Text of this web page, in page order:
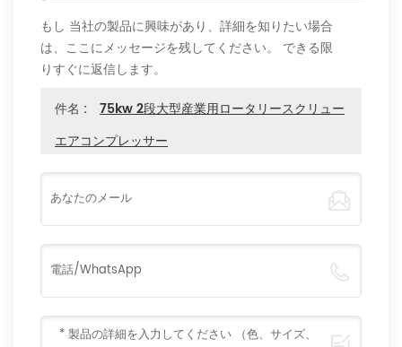
もし 当社の製品に興味があり、詳細を知りたい場合
は、ここにメッセージを残してください。 できる限
りすぐに返信します。
件名 :
75kw 2段大型産業用ロータリースクリュー
エアコンプレッサー